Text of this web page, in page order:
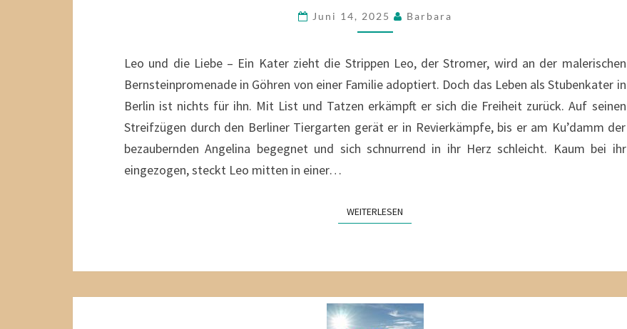
–
KATER
ZIEHT
DIE
STRIPPEN
Juni 14, 2025 Barbara
Leo und die Liebe – Ein Kater zieht die Strippen Leo, der Stromer, wird an der malerischen
Bernsteinpromenade in Göhren von einer Familie adoptiert. Doch das Leben als Stubenkater in
Berlin ist nichts für ihn. Mit List und Tatzen erkämpft er sich die Freiheit zurück. Auf seinen
Streifzügen durch den Berliner Tiergarten gerät er in Revierkämpfe, bis er am Ku’damm der
bezaubernden Angelina begegnet und sich schnurrend in ihr Herz schleicht. Kaum bei ihr
eingezogen, steckt Leo mitten in einer…
WEITERLESEN